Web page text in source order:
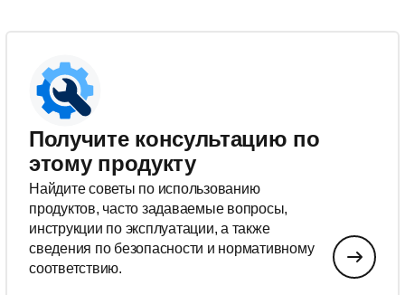
Получите консультацию по
этому продукту
Найдите советы по использованию
продуктов, часто задаваемые вопросы,
инструкции по эксплуатации, а также
сведения по безопасности и нормативному
соответствию.